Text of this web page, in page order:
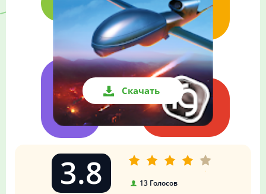
Скачать
3.8 13 Голосов